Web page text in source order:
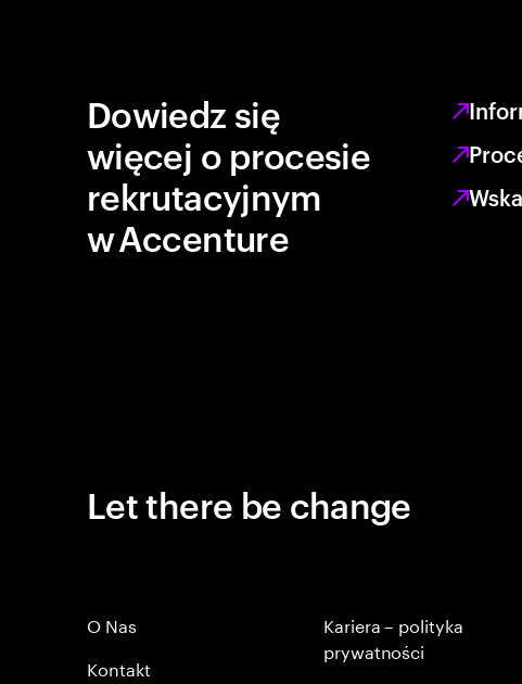
Dowiedz się
więcej o procesie
rekrutacyjnym
w Accenture
Let there be change
O Nas
Kontakt
Kariera – polityka
prywatności